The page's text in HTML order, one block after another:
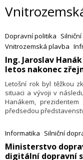
Dopravní politika
Vnitrozemská plavba
​Ing. Jaroslav
letos nakonec
Letošní rok byl těžkou
situaci a vývoji v
Hanákem,
předsedou
Informatika Silniční
​Ministerstvo
digitální dopravní